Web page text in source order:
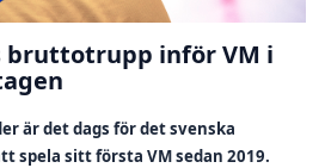
bruttotrupp inför VM i
är det dags för det svenska
spela sitt första VM sedan 2019.